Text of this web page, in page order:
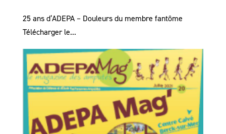
25 ans d’ADEPA – Douleurs du membre fantôme
Télécharger le...